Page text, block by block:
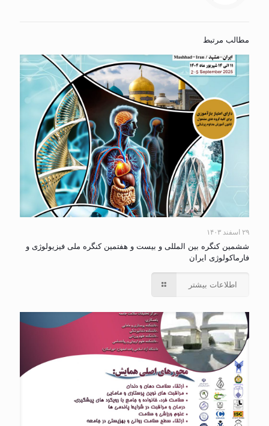
مطالب مرتبط
۲۹ اسفند ۱۴۰۳
ششمین کنگره بین المللی و بیست و هفتمین کنگره ملی فیزیولوژی و
فارماکولوژی ایران
اطلاعات بیشتر